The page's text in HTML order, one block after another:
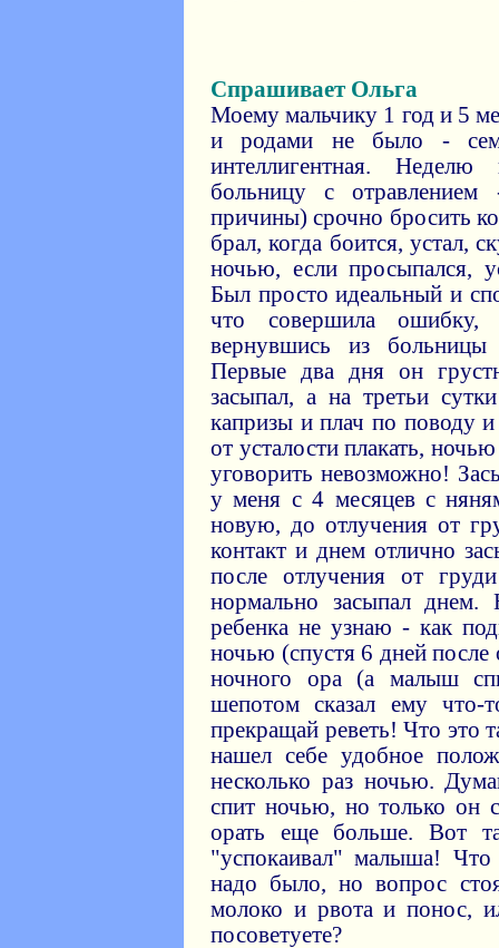
Спрашивает Ольга
Моему мальчику 1 год и 5
и родами не было -
интеллигентная.
больницу с
причины) срочно бросить
брал, когда боится, устал,
ночью, если просыпался,
Был просто идеальный и
что совершила ошибку,
вернувшись из больницы
Первые два дня он
засыпал, а на третьи
капризы и плач по поводу и
от усталости плакать,
уговорить невозможно!
у меня с 4 месяцев с
новую, до отлучения от
контакт и днем отлично
после отлучения от
нормально засыпал
ребенка не узнаю - как
ночью (спустя 6 дней после
ночного ора (а малыш
шепотом сказал ему
прекращай реветь! Что это
нашел себе удобное
несколько раз ночью.
спит ночью, но только он
орать еще больше. Вот
"успокаивал" малыша! Что
надо было, но вопрос
молоко и рвота и понос,
посоветуете?